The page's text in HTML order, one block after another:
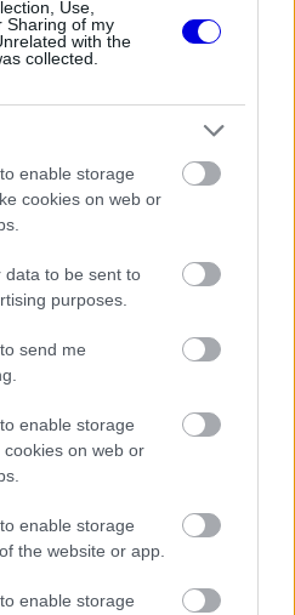
Use,
Sharing of my
with the
collected.
enable storage
cookies on web or
data to be sent to
purposes.
send me
enable storage
on web or
enable storage
the website or app.
enable storage
majd a saját motorja
pedig ismét felvetette a
ez a védelem a pálya
nem ért véget, hiszen
is bukott, majd a
Fernandez sodorta ki,
Hétfőn a teszten
kórházba